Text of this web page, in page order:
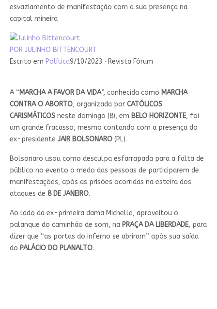
esvaziamento de manifestação com a sua presença na
capital mineira
POR JULINHO BITTENCOURT
Escrito em Política9/10/2023 · Revista Fórum
A “MARCHA A FAVOR DA VIDA”, conhecida como MARCHA
CONTRA O ABORTO, organizada por CATÓLICOS
CARISMÁTICOSneste domingo (8), em BELO HORIZONTE, foi
um grande fracasso, mesmo contando com a presença do
ex-presidente JAIR BOLSONARO(PL).
Bolsonaro usou como desculpa esfarrapada para a falta de
público no evento o medo das pessoas de participarem de
manifestações, após as prisões ocorridas na esteira dos
ataques de 8 DE JANEIRO.
Ao lado da ex-primeira dama Michelle, aproveitou o
palanque do caminhão de som, naPRAÇA DA LIBERDADE, para
dizer que “as portas do inferno se abriram” após sua saída
do PALÁCIO DO PLANALTO.